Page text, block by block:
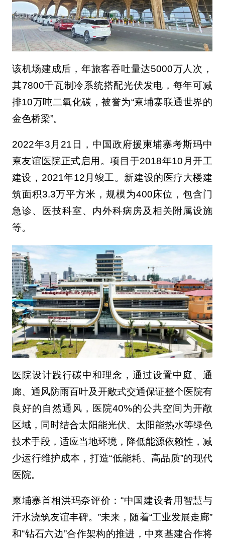
该机场建成后，年旅客吞吐量达5000万人次，
其7800千瓦制冷系统搭配光伏发电，每年可减
排10万吨二氧化碳，被誉为“柬埔寨联通世界的
金色桥梁”。
2022年3月21日，中国政府援柬埔寨考斯玛中
柬友谊医院正式启用。项目于2018年10月开工
建设，2021年12月竣工。新建设的医疗大楼建
筑面积3.3万平方米，规模为400床位，包含门
急诊、医技科室、内外科病房及相关附属设施
等。
医院设计践行碳中和理念，通过设置中庭、通
廊、通风防雨百叶及开敞式交通保证整个医院有
良好的自然通风，医院40%的公共空间为开敞
区域，同时结合太阳能光伏、太阳能热水等绿色
技术手段，适应当地环境，降低能源依赖性，减
少运行维护成本，打造“低能耗、高品质”的现代
医院。
柬埔寨首相洪玛奈评价：“中国建设者用智慧与
汗水浇筑友谊丰碑。”未来，随着“工业发展走廊”
和“钻石六边”合作架构的推进，中柬基建合作将